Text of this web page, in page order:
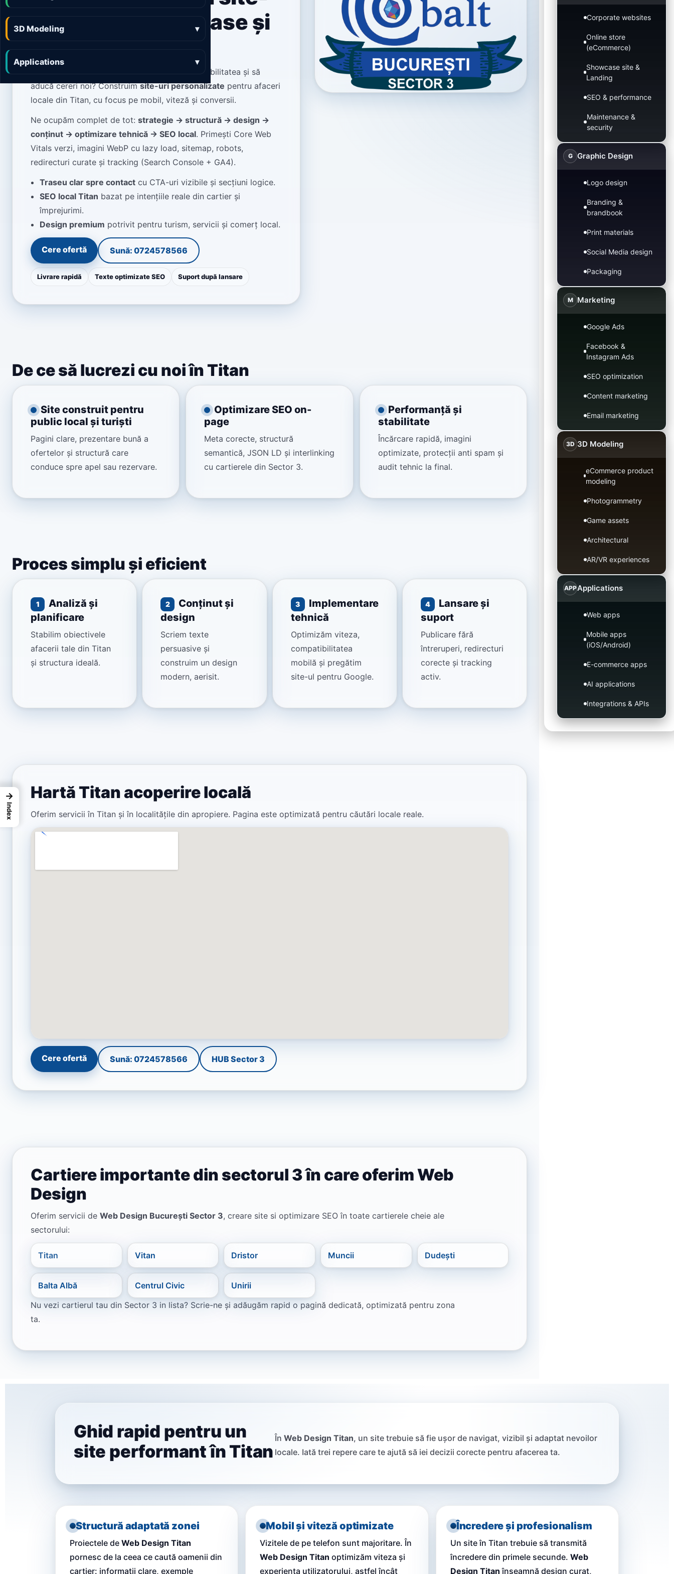
3D Modeling ▾
Applications ▾
uri rapide, luminoase și
care să îți crească vizibilitatea și să
aducă cereri noi? Construimsite-uri personalizate pentru afaceri
locale din Titan, cu focus pe mobil, viteză și conversii.
Ne ocupăm complet de tot: strategie → structură → design →
conținut → optimizare tehnică → SEO local. Primești Core Web
Vitals verzi, imagini WebP cu lazy load, sitemap, robots,
redirecturi curate și tracking (Search Console + GA4).
Traseu clar spre contact cu CTA-uri vizibile și secțiuni logice.
SEO local Titan bazat pe intențiile reale din cartier și
împrejurimi.
Design premium potrivit pentru turism, servicii și comerț local.
Cere ofertă Sună: 0724578566
Livrare rapidă Texte optimizate SEO Suport după lansare
De ce să lucrezi cu noi în Titan
Site construit pentru
public local și turiști
Pagini clare, prezentare bună a
ofertelor și structură care
conduce spre apel sau rezervare.
Optimizare SEO on-
page
Meta corecte, structură
semantică, JSON LD și interlinking
cu cartierele din Sector 3.
Performanță și
stabilitate
Încărcare rapidă, imagini
optimizate, protecții anti spam și
audit tehnic la final.
Proces simplu și eficient
1
Analiză și
planificare
Stabilim obiectivele
afacerii tale din Titan
și structura ideală.
2
Conținut și
design
Scriem texte
persuasive și
construim un design
modern, aerisit.
3
Implementare
tehnică
Optimizăm viteza,
compatibilitatea
mobilă și pregătim
site-ul pentru Google.
4
Lansare și
suport
Publicare fără
întreruperi, redirecturi
corecte și tracking
activ.
Hartă Titan acoperire locală
Oferim servicii în Titan și în localitățile din apropiere. Pagina este optimizată pentru căutări locale reale.
Cere ofertă Sună: 0724578566 HUB Sector 3
Cartiere importante din sectorul 3 în care oferim Web
Design
Oferim servicii de Web Design București Sector 3, creare site si optimizare SEO în toate cartierele cheie ale
sectorului:
Titan Vitan Dristor Muncii Dudești
Balta Albă Centrul Civic
Unirii
Nu vezi cartierul tau din Sector 3 in lista? Scrie-ne și adăugăm rapid o pagină dedicată, optimizată pentru zona
ta.
Corporate websites
Online store
(eCommerce)
Showcase site &
Landing
SEO & performance
Maintenance &
security
G Graphic Design
Logo design
Branding &
brandbook
Print materials
Social Media design
Packaging
M Marketing
Google Ads
Facebook &
Instagram Ads
SEO optimization
Content marketing
Email marketing
3D 3D Modeling
eCommerce product
modeling
Photogrammetry
Game assets
Architectural
AR/VR experiences
APPApplications
Web apps
Mobile apps
(iOS/Android)
E-commerce apps
AI applications
Integrations & APIs
Ghid rapid pentru un
site performant în Titan
În Web Design Titan, un site trebuie să fie ușor de navigat, vizibil și adaptat nevoilor
locale. Iată trei repere care te ajută să iei decizii corecte pentru afacerea ta.
Structură adaptată zonei
Proiectele de Web Design Titan
pornesc de la ceea ce caută oamenii din
cartier: informații clare, exemple
Mobil și viteză optimizate
Vizitele de pe telefon sunt majoritare. În
Web Design Titan optimizăm viteza și
experiența utilizatorului, astfel încât
Încredere și profesionalism
Un site în Titan trebuie să transmită
încredere din primele secunde. Web
Design Titan înseamnă design curat,
→
Index